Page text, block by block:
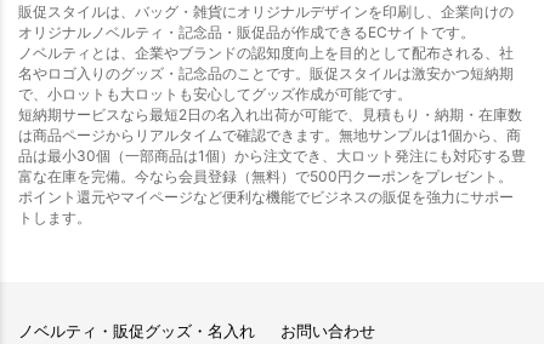
販促スタイルは、バッグ・雑貨にオリジナルデザインを印刷し、企業向けの
オリジナルノベルティ・記念品・販促品が作成できるECサイトです。
ノベルティとは、企業やブランドの認知度向上を目的として配布される、社
名やロゴ入りのグッズ・記念品のことです。販促スタイルは激安かつ短納期
で、小ロットも大ロットも安心してグッズ作成が可能です。
短納期サービスなら最短2日の名入れ出荷が可能で、見積もり・納期・在庫数
は商品ページからリアルタイムで確認できます。無地サンプルは1個から、商
品は最小30個（一部商品は1個）から注文でき、大ロット発注にも対応する豊
富な在庫を完備。今なら会員登録（無料）で500円クーポンをプレゼント。
ポイント還元やマイページなど便利な機能でビジネスの販促を強力にサポー
トします。
ノベルティ・販促グッズ・名入れ
お問い合わせ